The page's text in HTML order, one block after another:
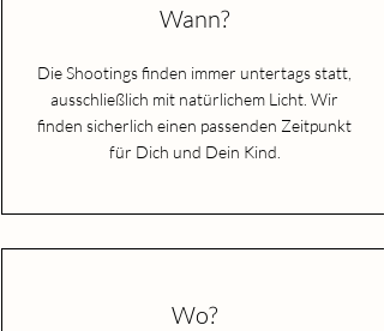
Wann?
Die Shootings finden immer untertags statt,
ausschließlich mit natürlichem Licht. Wir
finden sicherlich einen passenden Zeitpunkt
für Dich und Dein Kind.
Wo?